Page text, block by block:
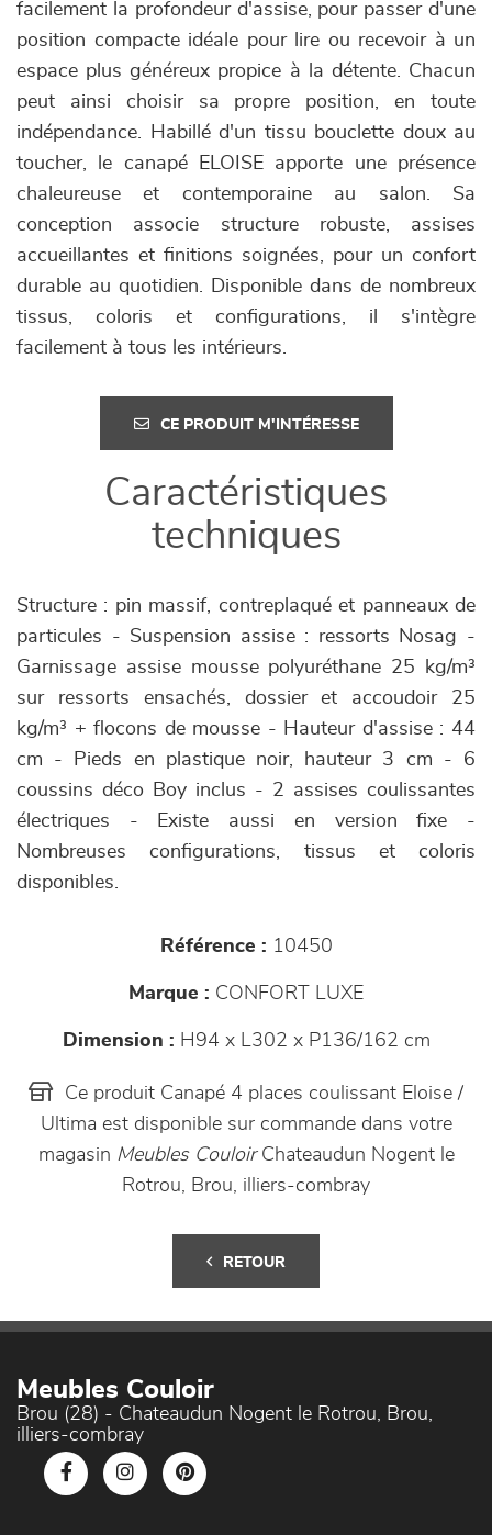
facilement la profondeur d'assise, pour passer d'une
position compacte idéale pour lire ou recevoir à un
espace plus généreux propice à la détente. Chacun
peut ainsi choisir sa propre position, en toute
indépendance. Habillé d'un tissu bouclette doux au
toucher, le canapé ELOISE apporte une présence
chaleureuse et contemporaine au salon. Sa
conception associe structure robuste, assises
accueillantes et finitions soignées, pour un confort
durable au quotidien. Disponible dans de nombreux
tissus, coloris et configurations, il s'intègre
facilement à tous les intérieurs.
CE PRODUIT M'INTÉRESSE
Caractéristiques
techniques
Structure : pin massif, contreplaqué et panneaux de
particules - Suspension assise : ressorts Nosag -
Garnissage assise mousse polyuréthane 25 kg/m³
sur ressorts ensachés, dossier et accoudoir 25
kg/m³ + flocons de mousse - Hauteur d'assise : 44
cm - Pieds en plastique noir, hauteur 3 cm - 6
coussins déco Boy inclus - 2 assises coulissantes
électriques - Existe aussi en version fixe -
Nombreuses configurations, tissus et coloris
disponibles.
Référence : 10450
Marque : CONFORT LUXE
Dimension : H94 x L302 x P136/162 cm
Ce produit Canapé 4 places coulissant Eloise /
Ultima est disponible sur commande dans votre
magasin Meubles CouloirChateaudun Nogent le
Rotrou, Brou, illiers-combray
RETOUR
Meubles Couloir
Brou (28) - Chateaudun Nogent le Rotrou, Brou,
illiers-combray